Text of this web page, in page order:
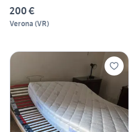
200 €
Verona (VR)